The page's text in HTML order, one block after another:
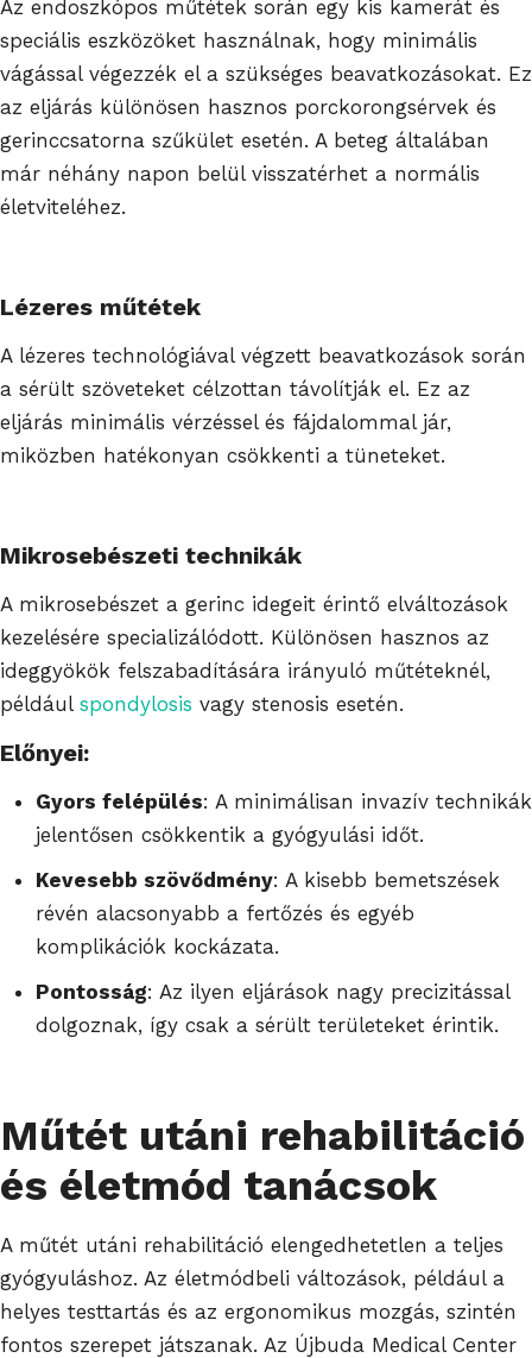
Az endoszkópos műtétek során egy kis kamerát és
speciális eszközöket használnak, hogy minimális
vágással végezzék el a szükséges beavatkozásokat. Ez
az eljárás különösen hasznos porckorongsérvek és
gerinccsatorna szűkület esetén. A beteg általában
már néhány napon belül visszatérhet a normális
életviteléhez.
Lézeres műtétek
A lézeres technológiával végzett beavatkozások során
a sérült szöveteket célzottan távolítják el. Ez az
eljárás minimális vérzéssel és fájdalommal jár,
miközben hatékonyan csökkenti a tüneteket.
Mikrosebészeti technikák
A mikrosebészet a gerinc idegeit érintő elváltozások
kezelésére specializálódott. Különösen hasznos az
ideggyökök felszabadítására irányuló műtéteknél,
például spondylosis vagy stenosis esetén.
Előnyei:
Gyors felépülés: A minimálisan invazív technikák
jelentősen csökkentik a gyógyulási időt.
Kevesebb szövődmény: A kisebb bemetszések
révén alacsonyabb a fertőzés és egyéb
komplikációk kockázata.
Pontosság: Az ilyen eljárások nagy precizitással
dolgoznak, így csak a sérült területeket érintik.
Műtét utáni rehabilitáció
és életmód tanácsok
A műtét utáni rehabilitáció elengedhetetlen a teljes
gyógyuláshoz. Az életmódbeli változások, például a
helyes testtartás és az ergonomikus mozgás, szintén
fontos szerepet játszanak. Az Újbuda Medical Center